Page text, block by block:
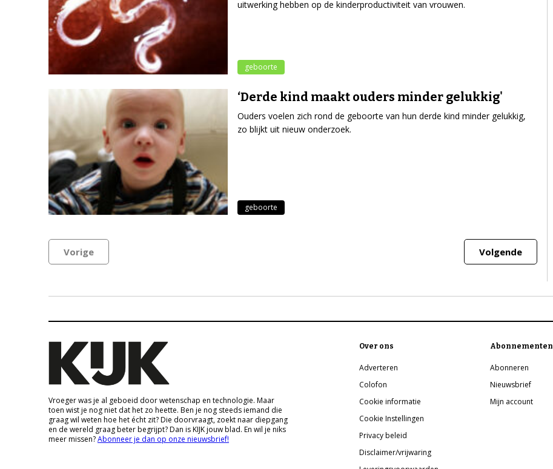
uitwerking hebben op de kinderproductiviteit van vrouwen.
geboorte
‘Derde kind maakt ouders minder gelukkig'
Ouders voelen zich rond de geboorte van hun derde kind minder gelukkig,
zo blijkt uit nieuw onderzoek.
geboorte
Vorige Volgende
Vroeger was je al geboeid door wetenschap en technologie. Maar
toen wist je nog niet dat het zo heette. Ben je nog steeds iemand die
graag wil weten hoe het écht zit? Die doorvraagt, zoekt naar diepgang
en de wereld graag beter begrijpt? Dan is KIJK jouw blad. En wil je niks
meer missen?Abonneer je dan op onze nieuwsbrief!
Over ons
Adverteren
Colofon
Cookie informatie
Cookie Instellingen
Privacy beleid
Disclaimer/vrijwaring
Abonnementen
Abonneren
Nieuwsbrief
Mijn account